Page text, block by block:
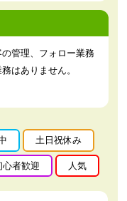
管理、フォロー業務
はありません。
土日祝休み
心者歓迎 人気